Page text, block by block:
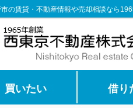
の賃貸・不動産情報や売却相談なら
買いたい 借り